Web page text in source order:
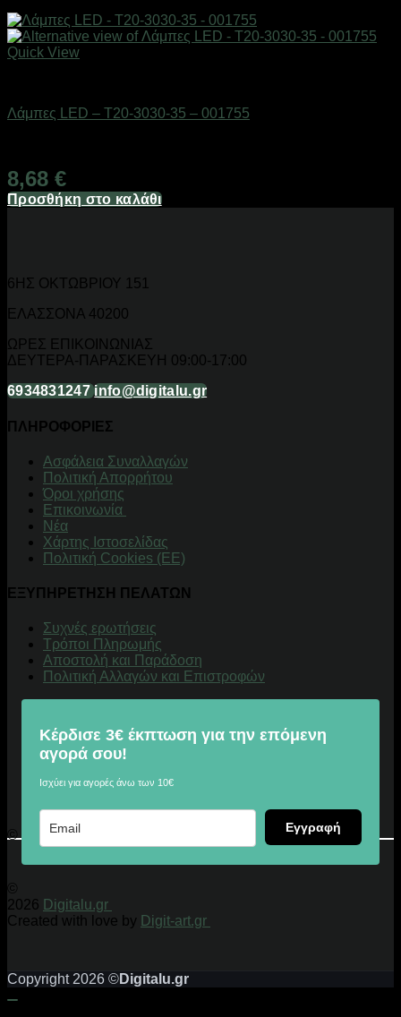
Quick View
Λάμπες LED – T20-3030-35 – 001755
8,68 €
Προσθήκη στο καλάθι
6ΗΣ ΟΚΤΩΒΡΙΟΥ 151
ΕΛΑΣΣΟΝΑ 40200
ΩΡΕΣ ΕΠΙΚΟΙΝΩΝΙΑΣ
ΔΕΥΤΕΡΑ-ΠΑΡΑΣΚΕΥΗ 09:00-17:00
6934831247 info@digitalu.gr
ΠΛΗΡΟΦΟΡΙΕΣ
Aσφάλεια Συναλλαγών
Πολιτική Απορρήτου
Όροι χρήσης
Επικοινωνία
Νέα
Χάρτης Ιστοσελίδας
Πολιτική Cookies (ΕΕ)
ΕΞΥΠΗΡΕΤΗΣΗ ΠΕΛΑΤΩΝ
Συχνές ερωτήσεις
Τρόποι Πληρωμής
Αποστολή και Παράδοση
Πολιτική Αλλαγών και Επιστροφών
Κέρδισε 3€ έκπτωση για την επόμενη
αγορά σου!
Ισχύει για αγορές άνω των 10€
Εγγραφή
© 2026 Digitalu.gr
©
2026 Digitalu.gr
Created with love by Digit-art.gr
Copyright 2026 ©Digitalu.gr